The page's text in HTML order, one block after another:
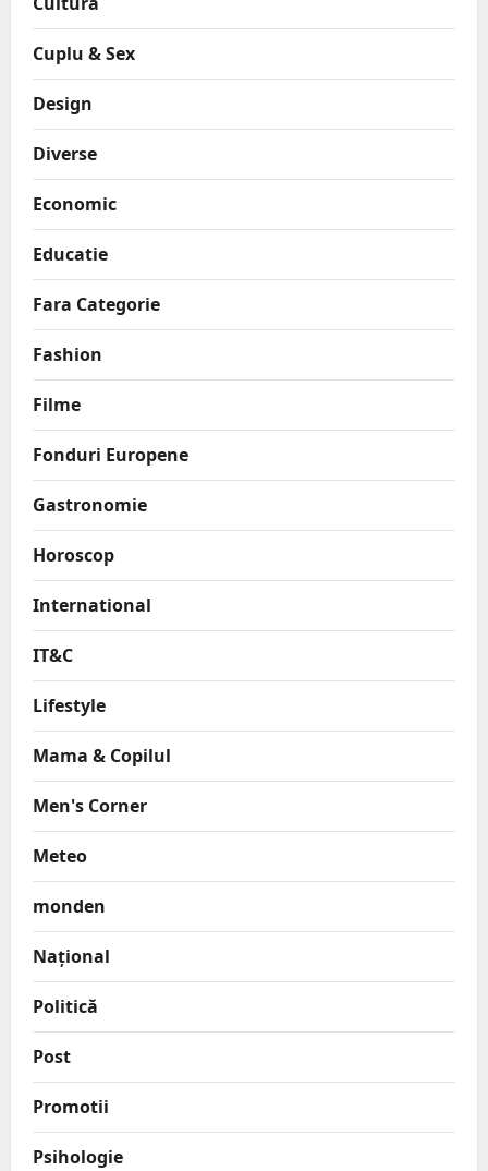
Cuplu & Sex
Design
Diverse
Economic
Educatie
Fara Categorie
Fashion
Filme
Fonduri Europene
Gastronomie
Horoscop
International
IT&C
Lifestyle
Mama & Copilul
Men's Corner
Meteo
monden
Național
Politică
Post
Promotii
Psihologie